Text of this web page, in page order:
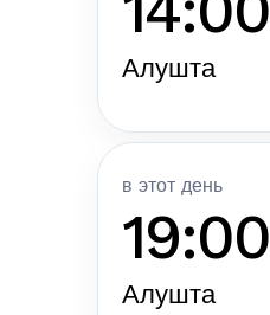
Алушта
в этот день
19:00
Алушта